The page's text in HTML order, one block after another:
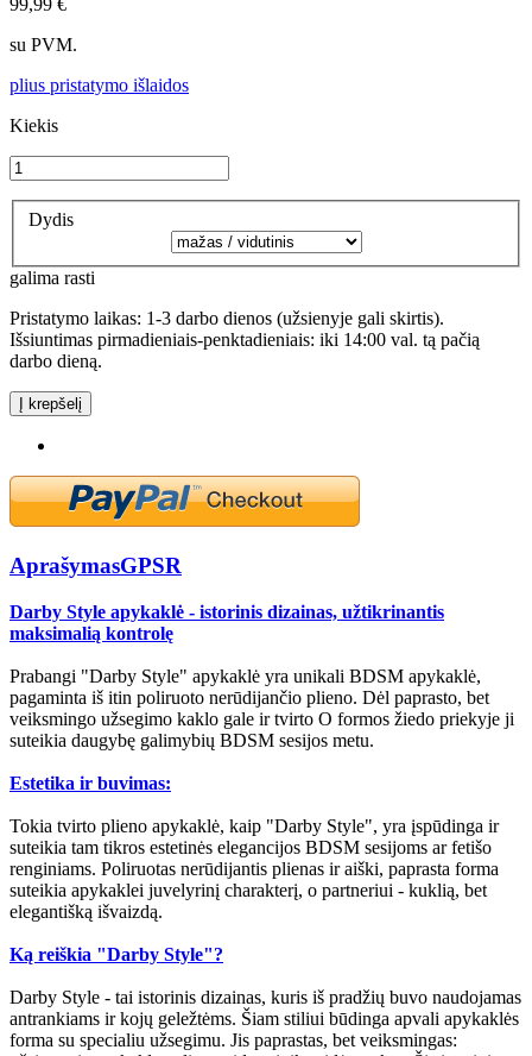
99,99 €
su PVM.
plius pristatymo išlaidos
Kiekis
Dydis
galima rasti
Pristatymo laikas: 1-3 darbo dienos (užsienyje gali skirtis).
Išsiuntimas pirmadieniais-penktadieniais: iki 14:00 val. tą pačią
darbo dieną.
Į krepšelį
AprašymasGPSR
Darby Style apykaklė - istorinis dizainas, užtikrinantis
maksimalią kontrolę
Prabangi "Darby Style" apykaklė yra unikali BDSM apykaklė,
pagaminta iš itin poliruoto nerūdijančio plieno. Dėl paprasto, bet
veiksmingo užsegimo kaklo gale ir tvirto O formos žiedo priekyje ji
suteikia daugybę galimybių BDSM sesijos metu.
Estetika ir buvimas:
Tokia tvirto plieno apykaklė, kaip "Darby Style", yra įspūdinga ir
suteikia tam tikros estetinės elegancijos BDSM sesijoms ar fetišo
renginiams. Poliruotas nerūdijantis plienas ir aiški, paprasta forma
suteikia apykaklei juvelyrinį charakterį, o partneriui - kuklią, bet
elegantišką išvaizdą.
Ką reiškia "Darby Style"?
Darby Style - tai istorinis dizainas, kuris iš pradžių buvo naudojamas
antrankiams ir kojų geležtėms. Šiam stiliui būdinga apvali apykaklės
forma su specialiu užsegimu. Jis paprastas, bet veiksmingas: